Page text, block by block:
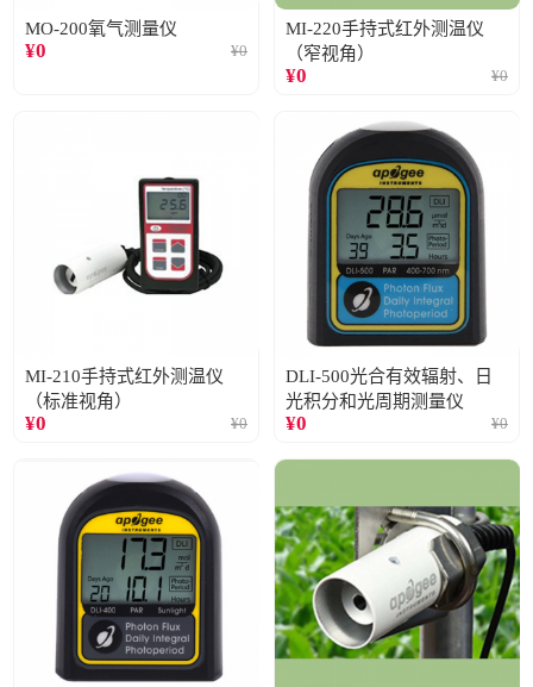
MO-200氧气测量仪
¥0 ¥0
MI-220手持式红外测温仪
（窄视角）
¥0 ¥0
MI-210手持式红外测温仪
（标准视角）
¥0 ¥0
DLI-500光合有效辐射、日
光积分和光周期测量仪
¥0 ¥0